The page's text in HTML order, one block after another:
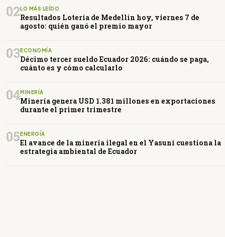
02LO MÁS LEÍDO
Resultados Lotería de Medellín hoy, viernes 7 de
agosto: quién ganó el premio mayor
03ECONOMÍA
Décimo tercer sueldo Ecuador 2026: cuándo se paga,
cuánto es y cómo calcularlo
04MINERÍA
Minería genera USD 1.381 millones en exportaciones
durante el primer trimestre
05ENERGÍA
El avance de la minería ilegal en el Yasuní cuestiona la
estrategia ambiental de Ecuador